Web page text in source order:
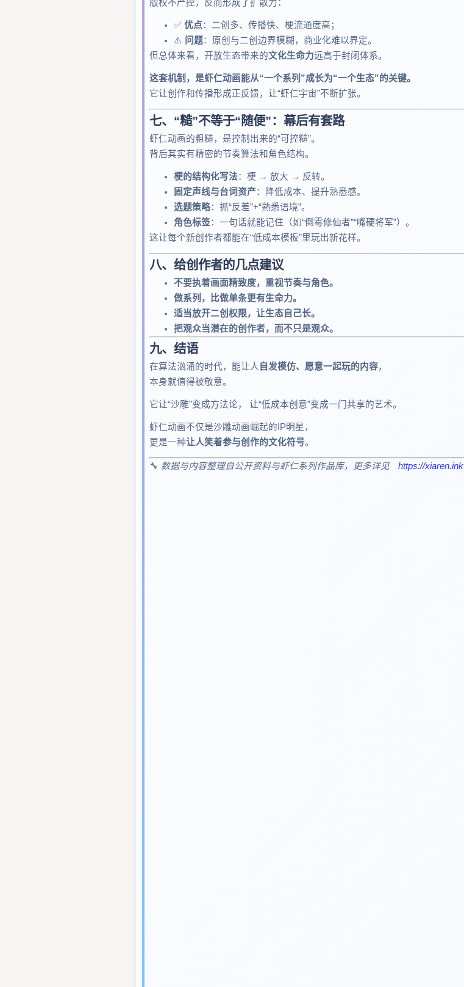
版权不严控，反而形成了扩散力：
✅ 优点：二创多、传播快、梗流通度高；
⚠️ 问题：原创与二创边界模糊，商业化难以界定。
但总体来看，开放生态带来的文化生命力远高于封闭体系。
这套机制，是虾仁动画能从“一个系列”成长为“一个生态”的关键。
它让创作和传播形成正反馈，让“虾仁宇宙”不断扩张。
七、“糙”不等于“随便”：幕后有套路
虾仁动画的粗糙，是控制出来的“可控糙”。
背后其实有精密的节奏算法和角色结构。
梗的结构化写法：梗 → 放大 → 反转。
固定声线与台词资产：降低成本、提升熟悉感。
选题策略：抓“反差”+“熟悉语境”。
角色标签：一句话就能记住（如“倒霉修仙者”“嘴硬将军”）。
这让每个新创作者都能在“低成本模板”里玩出新花样。
八、给创作者的几点建议
不要执着画面精致度，重视节奏与角色。
做系列，比做单条更有生命力。
适当放开二创权限，让生态自己长。
把观众当潜在的创作者，而不只是观众。
九、结语
在算法汹涌的时代，能让人 自发模仿、愿意一起玩的内容，
本身就值得被敬意。
它让“沙雕”变成方法论， 让“低成本创意”变成一门共享的艺术。
虾仁动画不仅是沙雕动画崛起的IP明星，
更是一种让人笑着参与创作的文化符号。
🔧 数据与内容整理自公开资料与虾仁系列作品库，更多详见 https://xiaren.ink